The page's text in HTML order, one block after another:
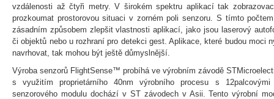
vzdálenosti až čtyři metry. V širokém spektru aplikací tak
prozkoumat prostorovou situaci v zorném poli senzoru. S tímto
zásadním způsobem zlepšit vlastnosti aplikací, jako jsou laserový
či objektů nebo u rozhraní pro detekci gest. Aplikace, které budou moci
navrhovat, tak mohou být ještě důmyslnější.
Výroba senzorů FlightSense™ probíhá ve výrobním závodě
s využitím proprietárního 40nm výrobního procesu s
senzorového modulu dochází v ST závodech v Asii. Tento výrobní